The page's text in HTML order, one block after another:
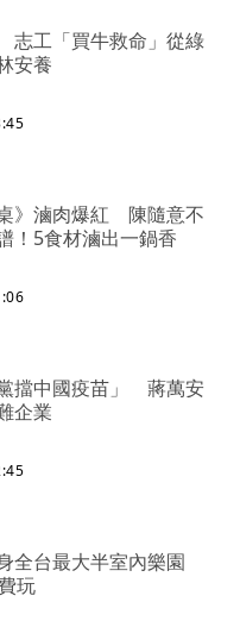
工「買牛救命」從綠
安養
桌》滷肉爆紅 陳隨意不
！5食材滷出一鍋香
擋中國疫苗」 蔣萬安
企業
全台最大半室內樂園
玩